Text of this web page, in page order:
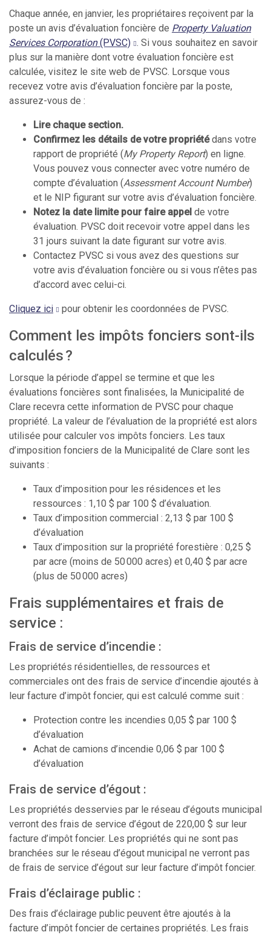
Chaque année, en janvier, les propriétaires reçoivent par la
poste un avis d’évaluation foncière de Property Valuation
Services Corporation(PVSC) . Si vous souhaitez en savoir
plus sur la manière dont votre évaluation foncière est
calculée, visitez le site web de PVSC. Lorsque vous
recevez votre avis d’évaluation foncière par la poste,
assurez-vous de :
Lire chaque section.
Confirmez les détails de votre propriétédans votre
rapport de propriété (My Property Report) en ligne.
Vous pouvez vous connecter avec votre numéro de
compte d’évaluation (Assessment Account Number)
et le NIP figurant sur votre avis d’évaluation foncière.
Notez la date limite pour faire appel de votre
évaluation. PVSC doit recevoir votre appel dans les
31 jours suivant la date figurant sur votre avis.
Contactez PVSC si vous avez des questions sur
votre avis d’évaluation foncière ou si vous n’êtes pas
d’accord avec celui-ci.
Cliquez ici pour obtenir les coordonnées de PVSC.
Comment les impôts fonciers sont-ils
calculés ?
Lorsque la période d’appel se termine et que les
évaluations foncières sont finalisées, la Municipalité de
Clare recevra cette information de PVSC pour chaque
propriété. La valeur de l’évaluation de la propriété est alors
utilisée pour calculer vos impôts fonciers. Les taux
d’imposition fonciers de la Municipalité de Clare sont les
suivants :
Taux d’imposition pour les résidences et les
ressources : 1,10 $ par 100 $ d’évaluation.
Taux d’imposition commercial : 2,13 $ par 100 $
d’évaluation
Taux d’imposition sur la propriété forestière : 0,25 $
par acre (moins de 50 000 acres) et 0,40 $ par acre
(plus de 50 000 acres)
Frais supplémentaires et frais de
service :
Frais de service d’incendie :
Les propriétés résidentielles, de ressources et
commerciales ont des frais de service d’incendie ajoutés à
leur facture d’impôt foncier, qui est calculé comme suit :
Protection contre les incendies 0,05 $ par 100 $
d’évaluation
Achat de camions d’incendie 0,06 $ par 100 $
d’évaluation
Frais de service d’égout :
Les propriétés desservies par le réseau d’égouts municipal
verront des frais de service d’égout de 220,00 $ sur leur
facture d’impôt foncier. Les propriétés qui ne sont pas
branchées sur le réseau d’égout municipal ne verront pas
de frais de service d’égout sur leur facture d’impôt foncier.
Frais d’éclairage public :
Des frais d’éclairage public peuvent être ajoutés à la
facture d’impôt foncier de certaines propriétés. Les frais